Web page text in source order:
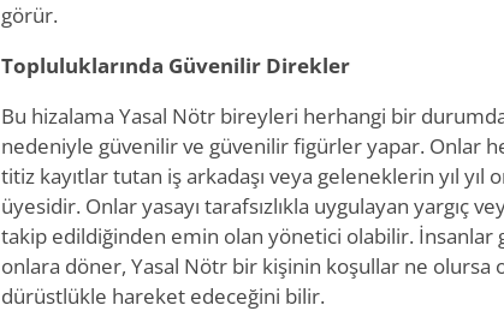
görür.
Topluluklarında Güvenilir Direkler
Bu hizalama Yasal Nötr bireyleri herhangi bir
nedeniyle güvenilir ve güvenilir figürler yapar. Onlar
titiz kayıtlar tutan iş arkadaşı veya geleneklerin yıl yıl
üyesidir. Onlar yasayı tarafsızlıkla uygulayan yargıç
takip edildiğinden emin olan yönetici olabilir. İnsanlar
onlara döner, Yasal Nötr bir kişinin koşullar ne olursa
dürüstlükle hareket edeceğini bilir.